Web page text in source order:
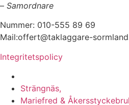
– Samordnare
Nummer: 010-555 89 69
Mail:offert@taklaggare-
Integritetspolicy
Strängnäs,
Mariefred &